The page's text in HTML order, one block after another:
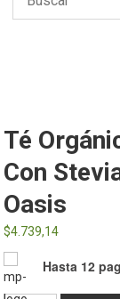
Té
Con
Oasis
$4.739,14
Hasta 12